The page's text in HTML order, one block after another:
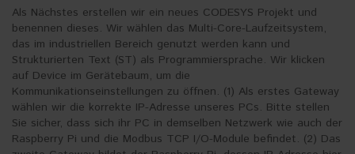
Als Nächstes erstellen wir ein neues CODESYS Projekt und
benennen dieses. Wir wählen das Multi-Core-Laufzeitsystem,
das im industriellen Bereich genutzt werden kann und
Strukturierten Text (ST) als Programmiersprache. Wir klicken
auf Device im Gerätebaum, um die
Kommunikationseinstellungen zu öffnen. (1) Als erstes Gateway
wählen wir die korrekte IP-Adresse unseres PCs. Bitte stellen
Sie sicher, dass sich ihr PC in demselben Netzwerk wie auch der
Raspberry Pi und die Modbus TCP I/O-Module befindet. (2) Das